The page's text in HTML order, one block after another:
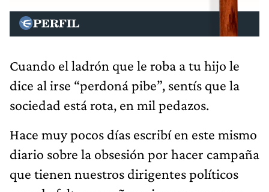
Cuando el ladrón que le roba a tu hijo le
dice al irse “perdoná pibe”, sentís que la
sociedad está rota, en mil pedazos.
Hace muy pocos días escribí en este mismo
diario sobre la obsesión por hacer campaña
que tienen nuestros dirigentes políticos